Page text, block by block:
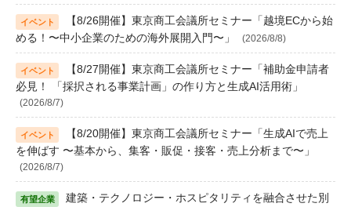
【8/26開催】東京商工会議所セミナー「越境ECから始
める！〜中小企業のための海外展開入門〜」
(2026/8/8)
【8/27開催】東京商工会議所セミナー「補助金申請者
必見！ 「採択される事業計画」の作り方と生成AI活用術」
(2026/8/7)
【8/20開催】東京商工会議所セミナー「生成AIで売上
を伸ばす 〜基本から、集客・販促・接客・売上分析まで〜」
(2026/8/7)
建築・テクノロジー・ホスピタリティを融合させた別